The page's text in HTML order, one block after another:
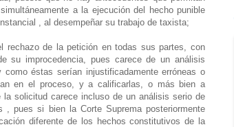
a la ejecución del hecho punible
, al desempeñar su trabajo de taxista;
rechazo de la petición en todas sus partes, con
su improcedencia, pues carece de un análisis
éstas serían injustificadamente erróneas o
en el proceso, y a calificarlas, o más bien a
solicitud carece incluso de un análisis serio de
, pues si bien la Corte Suprema posteriormente
diferente de los hechos constitutivos de la